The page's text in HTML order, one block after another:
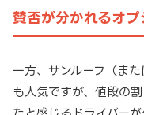
賛否が分かれるオプ
一方、サンルーフ（ま
も人気ですが、値段の